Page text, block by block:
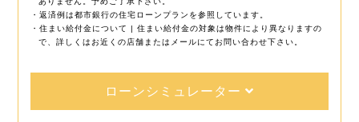
・返済例は都市銀行の住宅ローンプランを参照しています。
・住まい給付金について | 住まい給付金の対象は物件により異なりますの
で、詳しくはお近くの店舗またはメールにてお問い合わせ下さい。
ローンシミュレーター